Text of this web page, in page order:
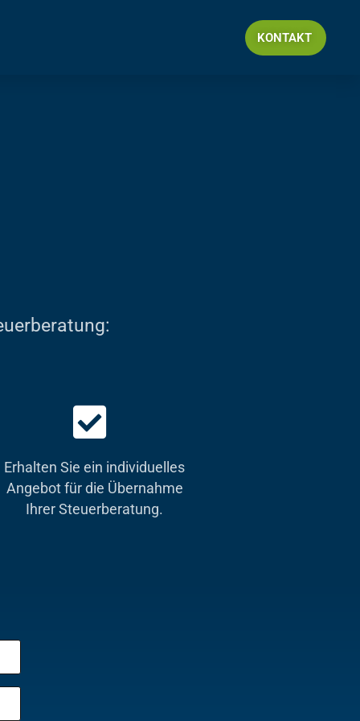
KONTAKT
Erhalten Sie ein individuelles
Angebot für die Übernahme
Ihrer Steuerberatung.